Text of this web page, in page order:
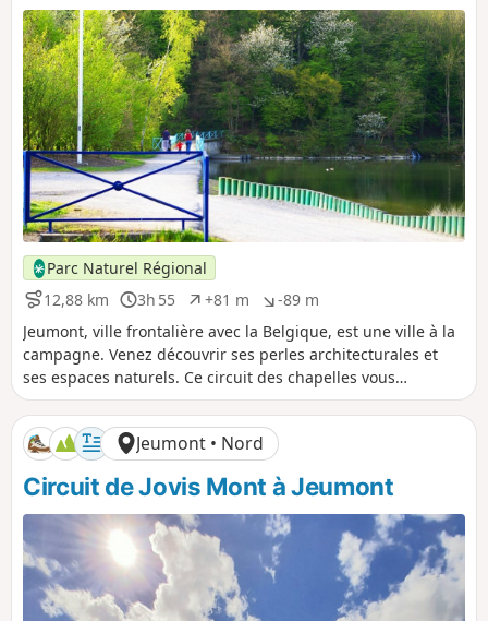
i
t
i
f
a
t
i
f
Parc Naturel Régional
12,88 km
D
i
s
t
a
n
c
e
3h 55
D
u
r
é
e
+81 m
D
é
n
i
v
e
l
é
p
o
i
t
-89 m
D
é
n
i
v
e
l
é
n
é
a
i
Jeumont, ville frontalière avec la Belgique, est une ville à la
campagne. Venez découvrir ses perles architecturales et
ses espaces naturels. Ce circuit des chapelles vous
emmènera à travers toute la ville.
Jeumont • Nord
Circuit de Jovis Mont à Jeumont